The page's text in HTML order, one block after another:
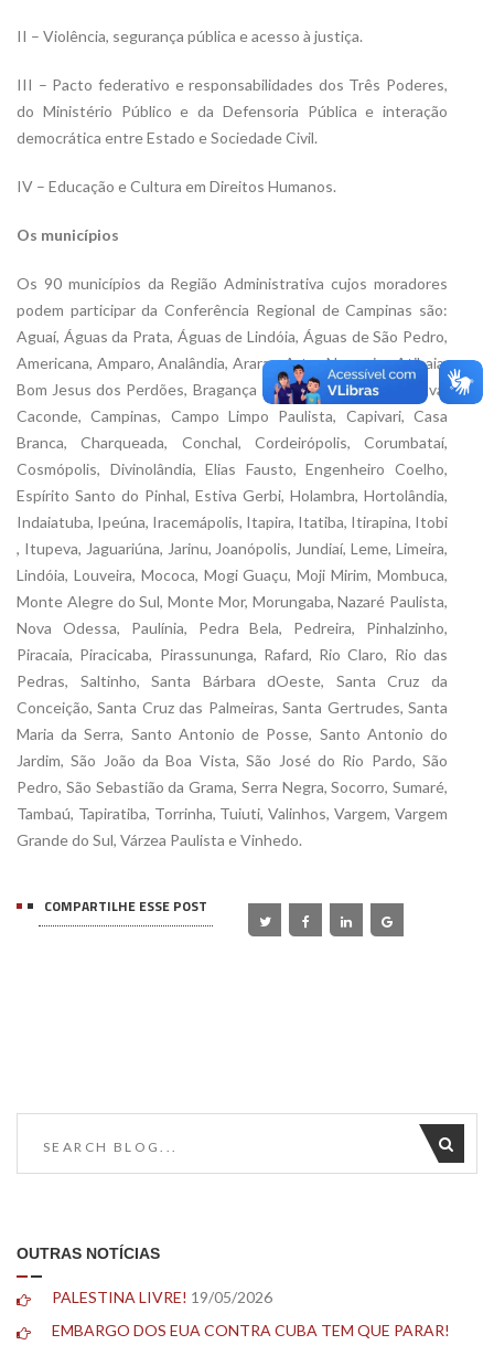
II – Violência, segurança pública e acesso à justiça.
III – Pacto federativo e responsabilidades dos Três Poderes,
do Ministério Público e da Defensoria Pública e interação
democrática entre Estado e Sociedade Civil.
IV – Educação e Cultura em Direitos Humanos.
Os municípios
Os 90 municípios da Região Administrativa cujos moradores
podem participar da Conferência Regional de Campinas são:
Aguaí, Águas da Prata, Águas de Lindóia, Águas de São Pedro,
Americana, Amparo, Analândia, Araras, Artur Nogueira, Atibaia,
Bom Jesus dos Perdões, Bragança Paulista, Brotas, Cabreúva,
Caconde, Campinas, Campo Limpo Paulista, Capivari, Casa
Branca, Charqueada, Conchal, Cordeirópolis, Corumbataí,
Cosmópolis, Divinolândia, Elias Fausto, Engenheiro Coelho,
Espírito Santo do Pinhal, Estiva Gerbi, Holambra, Hortolândia,
Indaiatuba, Ipeúna, Iracemápolis, Itapira, Itatiba, Itirapina, Itobi
, Itupeva, Jaguariúna, Jarinu, Joanópolis, Jundiaí, Leme, Limeira,
Lindóia, Louveira, Mococa, Mogi Guaçu, Moji Mirim, Mombuca,
Monte Alegre do Sul, Monte Mor, Morungaba, Nazaré Paulista,
Nova Odessa, Paulínia, Pedra Bela, Pedreira, Pinhalzinho,
Piracaia, Piracicaba, Pirassununga, Rafard, Rio Claro, Rio das
Pedras, Saltinho, Santa Bárbara dOeste, Santa Cruz da
Conceição, Santa Cruz das Palmeiras, Santa Gertrudes, Santa
Maria da Serra, Santo Antonio de Posse, Santo Antonio do
Jardim, São João da Boa Vista, São José do Rio Pardo, São
Pedro, São Sebastião da Grama, Serra Negra, Socorro, Sumaré,
Tambaú, Tapiratiba, Torrinha, Tuiuti, Valinhos, Vargem, Vargem
Grande do Sul, Várzea Paulista e Vinhedo.
COMPARTILHE ESSE POST
OUTRAS NOTÍCIAS
PALESTINA LIVRE! 19/05/2026
EMBARGO DOS EUA CONTRA CUBA TEM QUE PARAR!